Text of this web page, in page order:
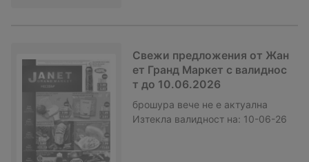
Свежи предложения от Жан
ет Гранд Маркет с валиднос
т до 10.06.2026
брошура вече не е актуална
Изтекла валидност на: 10-06-26